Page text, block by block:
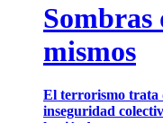
Sombras
mismos
El terrorismo trata
inseguridad